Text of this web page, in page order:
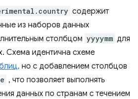
содержит
из наборов данных
столбцом yyyymm для
Схема идентична схеме
но с добавлением столбцов
, что позволяет выполнять
данных по странам с течением